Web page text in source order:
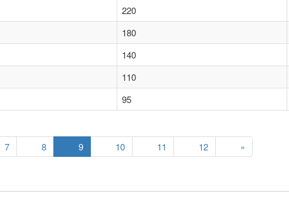
220
180
140
110
95
7 8 9 10 11 12 »